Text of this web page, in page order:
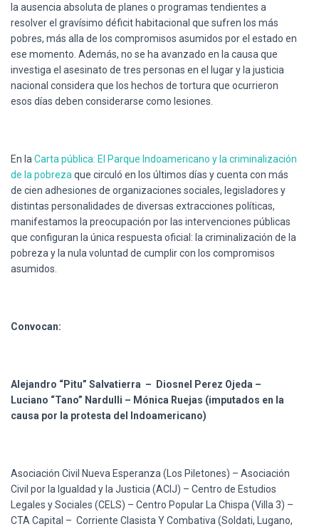
la ausencia absoluta de planes o programas tendientes a
resolver el gravísimo déficit habitacional que sufren los más
pobres, más alla de los compromisos asumidos porel estado en
ese momento Además, no se ha avanzado en la causa que
investiga el asesinato de tres personas en el lugary la justicia
nacional considera que los hechos de tortura que ocurrieron
esos días deben considerarse como lesiones
En la Carta pública: El Parque Indoamericano y la criminalización
de la pobreza que circuló en los últimos días ycuenta con más
de cien adhesiones de organizaciones sociales, legisladores y
distintas personalidades de diversas extracciones políticas,
manifestamos la preocupación por las intervenciones públicas
que configuran la única respuesta oficial : la criminalización de la
pobreza y la nula voluntad de cumplircon los compromisos
asumidos
Convocan:
Alejandro “Pitu” Salvatierra – Diosnel Perez Ojeda –
Luciano “Tano” Nardulli – Mónica Ruejas (imputados en la
causa por la protesta del Indoamericano)
Asociación Civil Nueva Esperanza (Los Piletones) – Asociación
Civil por la Igualdad y la Justicia (ACIJ) – Centro de Estudios
Legales ySociales (CELS) – Centro Popular La Chispa (Villa 3) –
CTA Capital – Corriente Clasista YCombativa (Soldati, Lugano,